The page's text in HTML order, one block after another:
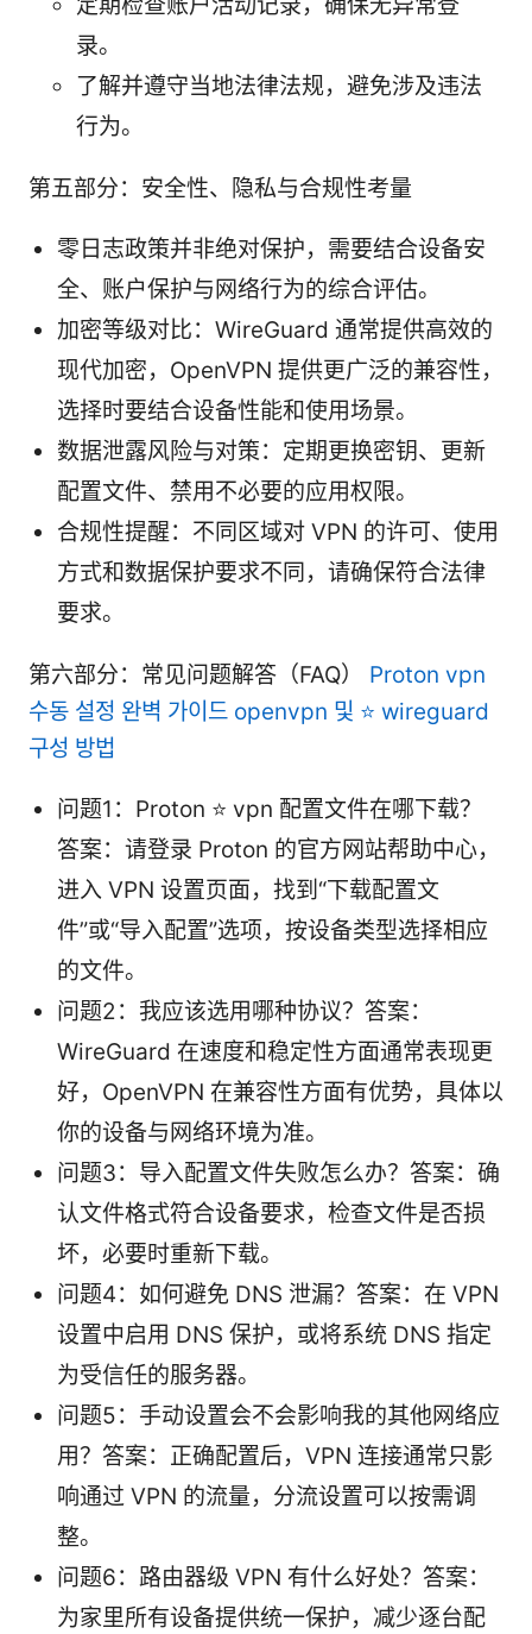
录。
了解并遵守当地法律法规，避免涉及违法
行为。
第五部分：安全性、隐私与合规性考量
零日志政策并非绝对保护，需要结合设备安
全、账户保护与网络行为的综合评估。
加密等级对比：WireGuard 通常提供高效的
现代加密，OpenVPN 提供更广泛的兼容性，
选择时要结合设备性能和使用场景。
数据泄露风险与对策：定期更换密钥、更新
配置文件、禁用不必要的应用权限。
合规性提醒：不同区域对 VPN 的许可、使用
方式和数据保护要求不同，请确保符合法律
要求。
第六部分：常见问题解答（FAQ） Proton vpn
수동 설정 완벽 가이드 openvpn 및 ⭐ wireguard
구성 방법
问题1：Proton ⭐ vpn 配置文件在哪下载？
答案：请登录 Proton 的官方网站帮助中心，
进入 VPN 设置页面，找到“下载配置文
件”或“导入配置”选项，按设备类型选择相应
的文件。
问题2：我应该选用哪种协议？答案：
WireGuard 在速度和稳定性方面通常表现更
好，OpenVPN 在兼容性方面有优势，具体以
你的设备与网络环境为准。
问题3：导入配置文件失败怎么办？答案：确
认文件格式符合设备要求，检查文件是否损
坏，必要时重新下载。
问题4：如何避免 DNS 泄漏？答案：在 VPN
设置中启用 DNS 保护，或将系统 DNS 指定
为受信任的服务器。
问题5：手动设置会不会影响我的其他网络应
用？答案：正确配置后，VPN 连接通常只影
响通过 VPN 的流量，分流设置可以按需调
整。
问题6：路由器级 VPN 有什么好处？答案：
为家里所有设备提供统一保护，减少逐台配